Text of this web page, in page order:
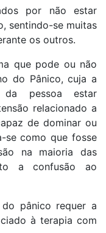
por não estar
sentindo-se muitas
os outros.
que pode ou não
do Pânico, cuja a
pessoa estar
relacionado a
de dominar ou
se como que fosse
na maioria das
a confusão ao
pânico requer a
à terapia com